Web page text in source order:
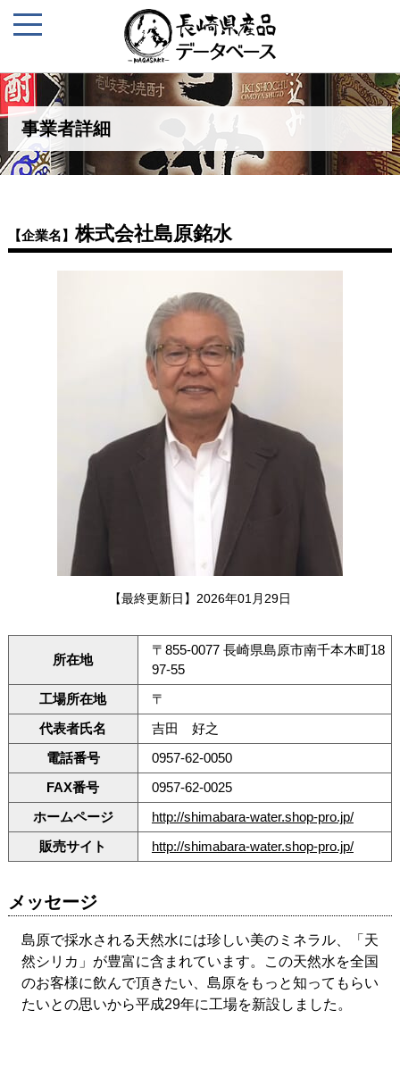
事業者詳細
【企業名】株式会社島原銘水
【最終更新日】2026年01月29日
所在地
〒855-0077 長崎県島原市南千本木町18
97-55
工場所在地
〒
代表者氏名
吉田 好之
電話番号
0957-62-0050
FAX番号
0957-62-0025
ホームページ
http://shimabara-water.shop-pro.jp/
販売サイト
http://shimabara-water.shop-pro.jp/
メッセージ
島原で採水される天然水には珍しい美のミネラル、「天
然シリカ」が豊富に含まれています。この天然水を全国
のお客様に飲んで頂きたい、島原をもっと知ってもらい
たいとの思いから平成29年に工場を新設しました。